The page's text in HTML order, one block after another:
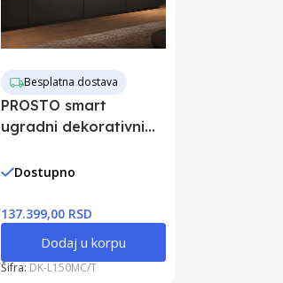
Besplatna dostava
PROSTO smart
ugradni dekorativni
plamena na vodenu
Dostupno
137.399,00 RSD
Dodaj u korpu
Šifra: DK-L150MC/T